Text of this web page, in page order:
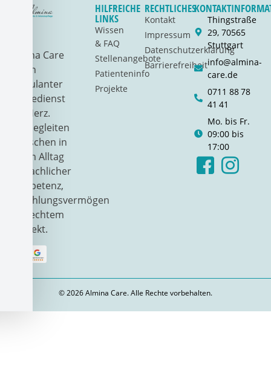
Almina Care
ist ein
ambulanter
Pflegedienst
mit Herz.
Wir begleiten
Menschen in
ihrem Alltag
mit fachlicher
Kompetenz,
Einfühlungsvermögen
und echtem
Respekt.
HILFREICHE
LINKS
Wissen
& FAQ
Stellenangebote
Patienteninfo
Projekte
RECHTLICHES
Kontakt
Impressum
Datenschutzerklärung
Barrierefreiheit
Thingstraße
29, 70565
Stuttgart
info@almina-
care.de
0711 88 78
41 41
Mo. bis Fr.
09:00 bis
17:00
© 2026 Almina Care. Alle Rechte vorbehalten.